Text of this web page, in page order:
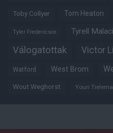
Toby Collyer Tom Heaton
Tyler Fredericson Tyrell
Válogatottak Victor
Watford West Brom
Wout Weghorst Youri